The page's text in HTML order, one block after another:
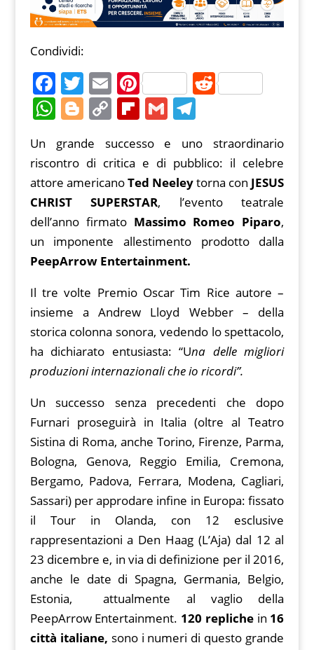
Condividi:
F
a
c
e
b
o
o
k
T
w
itt
er
E
m
ai
l
Pi
nt
er
e
st
R
di
t
W
at
s
A
p
p
Bl
o
g
g
er
C
p
y
Li
n
k
Fl
b
o
ar
d
G
ai
l
T
e
gr
a
m
Un grande successo e uno straordinario
riscontro di critica e di pubblico: il celebre
attore americanoTed Neeleytorna con JESUS
CHRIST SUPERSTAR, l’evento teatrale
dell’anno firmato Massimo Romeo Piparo,
un imponente allestimento prodotto dalla
PeepArrow Entertainment.
Il tre volte Premio Oscar Tim Rice autore –
insieme a Andrew Lloyd Webber – della
storica colonna sonora, vedendo lo spettacolo,
ha dichiarato entusiasta: “Una delle migliori
produzioni internazionali che io ricordi”.
Un successo senza precedenti che dopo
Furnari proseguirà in Italia (oltre al Teatro
Sistina di Roma, anche Torino, Firenze, Parma,
Bologna, Genova, Reggio Emilia, Cremona,
Bergamo, Padova, Ferrara, Modena, Cagliari,
Sassari) per approdare infine in Europa: fissato
il Tour in Olanda, con 12 esclusive
rappresentazioni a Den Haag (L’Aja) dal 12 al
23 dicembre e, in via di definizione per il 2016,
anche le date di Spagna, Germania, Belgio,
Estonia, attualmente al vaglio della
PeepArrow Entertainment. 120 repliche in 16
città italiane, sono i numeri di questo grande